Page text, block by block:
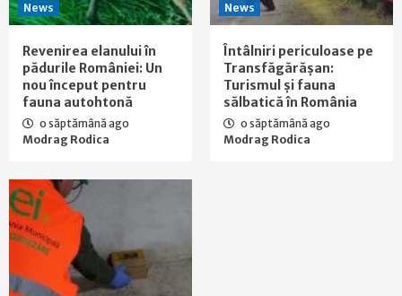
News
Revenirea elanului în
pădurile României: Un
nou început pentru
fauna autohtonă
o săptămână ago
Modrag Rodica
News
Întâlniri periculoase pe
Transfăgărășan:
Turismul și fauna
sălbatică în România
o săptămână ago
Modrag Rodica